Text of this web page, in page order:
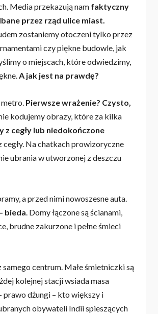
Media przekazują nam faktyczny
przez rząd ulice miast.
zostaniemy otoczeni tylko przez
czy piękne budowle, jak
o miejscach, które odwiedzimy,
A jak jest na prawdę?
Pierwsze wrażenie? Czysto,
kodujemy obrazy, które za kilka
z cegły lub niedokończone
Na chatkach prowizoryczne
ubrania w utworzonej z deszczu
a przed nimi nowoszesne auta.
bieda. Domy łączone są ścianami,
brudne zakurzone i pełne śmieci
centrum. Małe śmietniczki są
kolejnej stacji wsiada masa
prawo dżungi – kto większy i
obywateli Indii spieszących